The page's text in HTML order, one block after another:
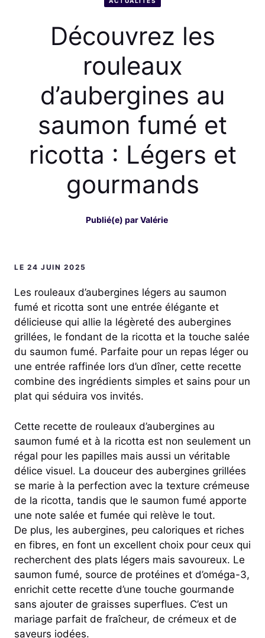
Découvrez les
rouleaux
d’aubergines au
saumon fumé et
ricotta : Légers et
gourmands
Publié(e) parValérie
LE 24 JUIN 2025
Les rouleaux d’aubergines légers au saumon
fumé et ricotta sont une entrée élégante et
délicieuse qui allie la légèreté des aubergines
grillées, le fondant de la ricotta et la touche salée
du saumon fumé. Parfaite pour un repas léger ou
une entrée raffinée lors d’un dîner, cette recette
combine des ingrédients simples et sains pour un
plat qui séduira vos invités.
Cette recette de rouleaux d’aubergines au
saumon fumé et à la ricotta est non seulement un
régal pour les papilles mais aussi un véritable
délice visuel. La douceur des aubergines grillées
se marie à la perfection avec la texture crémeuse
de la ricotta, tandis que le saumon fumé apporte
une note salée et fumée qui relève le tout.
De plus, les aubergines, peu caloriques et riches
en fibres, en font un excellent choix pour ceux qui
recherchent des plats légers mais savoureux. Le
saumon fumé, source de protéines et d’oméga-3,
enrichit cette recette d’une touche gourmande
sans ajouter de graisses superflues. C’est un
mariage parfait de fraîcheur, de crémeux et de
saveurs iodées.